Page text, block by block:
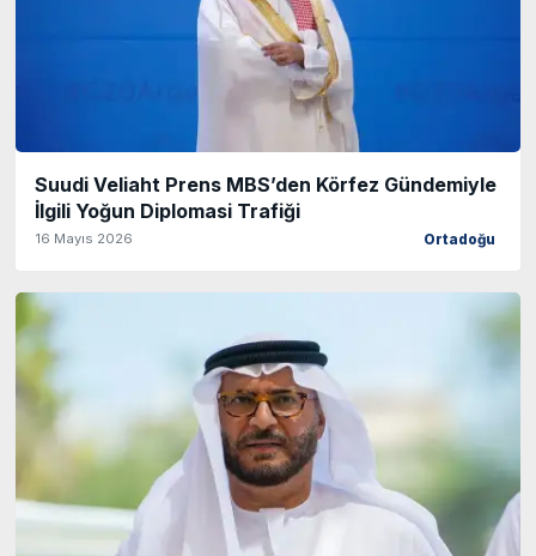
Suudi Veliaht Prens MBS’den Körfez Gündemiyle
İlgili Yoğun Diplomasi Trafiği
16 Mayıs 2026 Ortadoğu